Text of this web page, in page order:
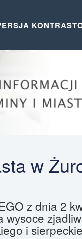
w
z dnia 2
i